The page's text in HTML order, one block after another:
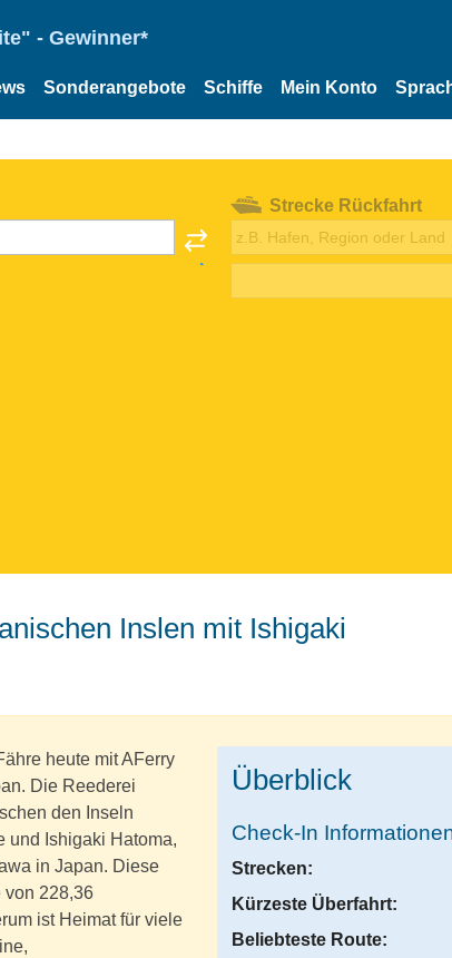
- Gewinner*
Sonderangebote Schiffe Mein Konto
Strecke Rückfahrt
heute mit AFerry
Die Reederei
den Inseln
und Ishigaki Hatoma,
in Japan. Diese
von 228,36
ist Heimat für viele
Überblick
Check-In
Strecken:
Kürzeste Überfahrt:
Beliebteste Route: